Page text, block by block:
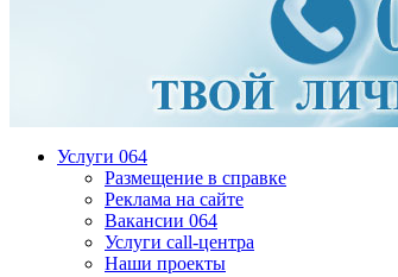
Услуги 064
Размещение в справке
Реклама на сайте
Вакансии 064
Услуги call-центра
Наши проекты